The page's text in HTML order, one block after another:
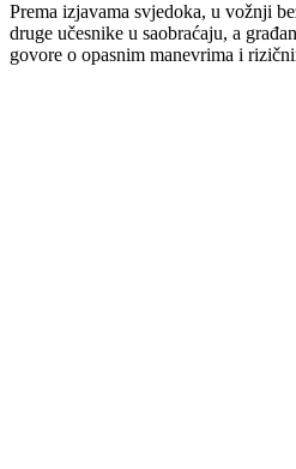
Prema izjavama svjedoka, u vožnji
druge učesnike u saobraćaju, a
govore o opasnim manevrima i